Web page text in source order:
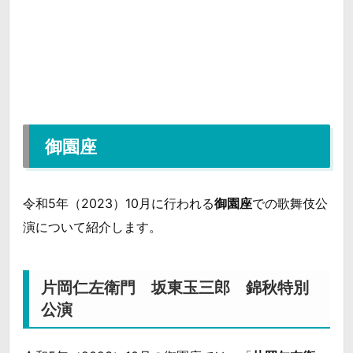
御園座
令和5年（2023）10月に行われる御園座での歌舞伎公
演について紹介します。
片岡仁左衛門 坂東玉三郎 錦秋特別
公演